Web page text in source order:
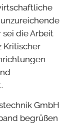
die Arbeit
Kritischer
GmbH
begrüßen